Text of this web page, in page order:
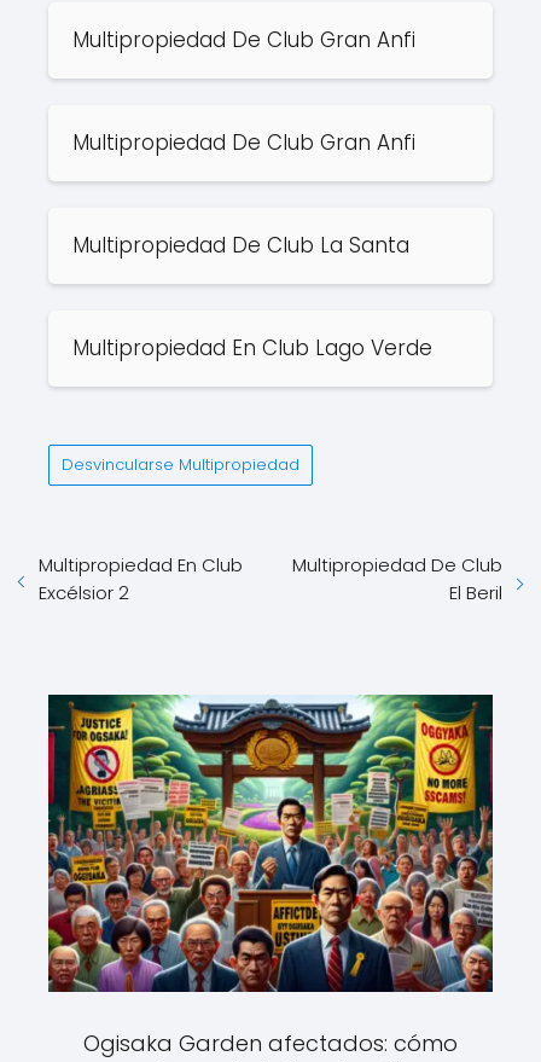
Multipropiedad De Club Gran Anfi
Multipropiedad De Club Gran Anfi
Multipropiedad De Club La Santa
Multipropiedad En Club Lago Verde
Desvincularse Multipropiedad
Multipropiedad En Club
Excélsior 2
Multipropiedad De Club
El Beril
Ogisaka Garden afectados: cómo